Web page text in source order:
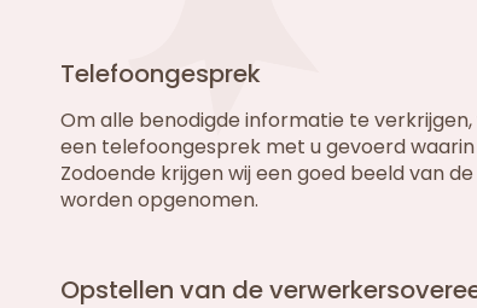
Telefoongesprek
Om alle benodigde informatie te
een telefoongesprek met u gevoerd
Zodoende krijgen wij een goed beeld van
worden opgenomen.
Opstellen van de